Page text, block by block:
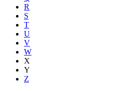
R
S
T
U
V
W
X
Y
Z